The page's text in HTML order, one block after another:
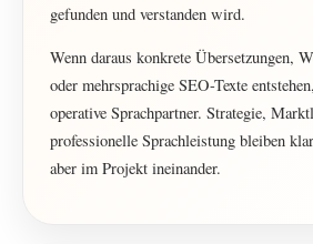
gefunden und verstanden wird.
Wenn daraus konkrete Übersetzungen,
oder mehrsprachige SEO-Texte
operative Sprachpartner. Strategie,
professionelle Sprachleistung bleiben
aber im Projekt ineinander.